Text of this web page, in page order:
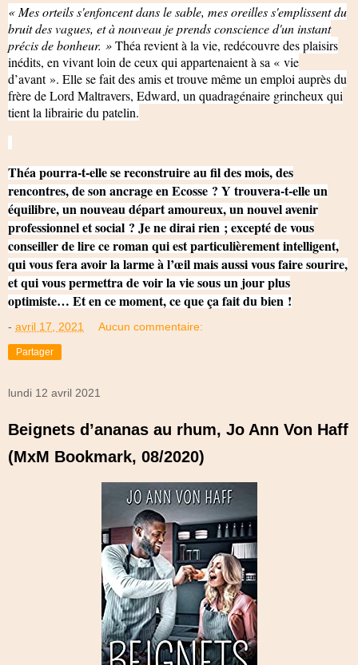
« Mes orteils s'enfoncent dans le sable, mes oreilles s'emplissent du
bruit des vagues, et à nouveau je prends conscience d'un instant
précis de bonheur. »Théa revient à la vie, redécouvre des plaisirs
inédits, en vivant loin de ceux qui appartenaient à sa « vie
d’avant ». Elle se fait des amis et trouve même un emploi auprès du
frère de Lord Maltravers, Edward, un quadragénaire grincheux qui
tient la librairie du patelin.
Théa pourra-t-elle se reconstruire au fil des mois, des
rencontres, de son ancrage en Ecosse ? Y trouvera-t-elle un
équilibre, un nouveau départ amoureux, un nouvel avenir
professionnel et social ? Je ne dirai rien ; excepté de vous
conseiller de lire ce roman qui est particulièrement intelligent,
qui vous fera avoir la larme à l’œil mais aussi vous faire sourire,
et qui vous permettra de voir la vie sous un jour plus
optimiste… Et en ce moment, ce que ça fait du bien !
- avril 17, 2021 Aucun commentaire:
Partager
lundi 12 avril 2021
Beignets d’ananas au rhum, Jo Ann Von Haff
(MxM Bookmark, 08/2020)